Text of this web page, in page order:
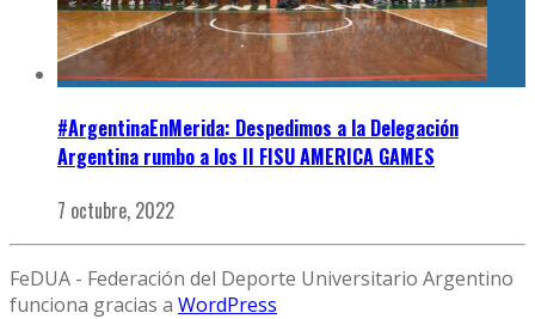
#ArgentinaEnMerida: Despedimos a la Delegación
Argentina rumbo a los II FISU AMERICA GAMES
7 octubre, 2022
FeDUA - Federación del Deporte Universitario Argentino
funciona gracias a WordPress